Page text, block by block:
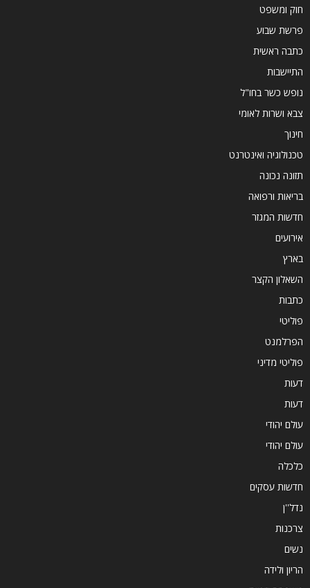
חוק ומשפט
פרשת שבוע
כתבה ראשית
התיישבות
נופש כשר בחו"ל
צבא ושרות לאומי
חינוך
טכנולוגיה ואינטרנט
תזונה נכונה
בריאות ורפואה
חדשות המגזר
אירועים
בארץ
השאלון הקצר
כתבות
פוליטי
הפרלמנט
פוליטי מדיני
דעות
דעות
עולם יהודי
עולם יהודי
כלכלה
חדשות עסקים
נדל''ן
צרכנות
נשים
הריון ולידה